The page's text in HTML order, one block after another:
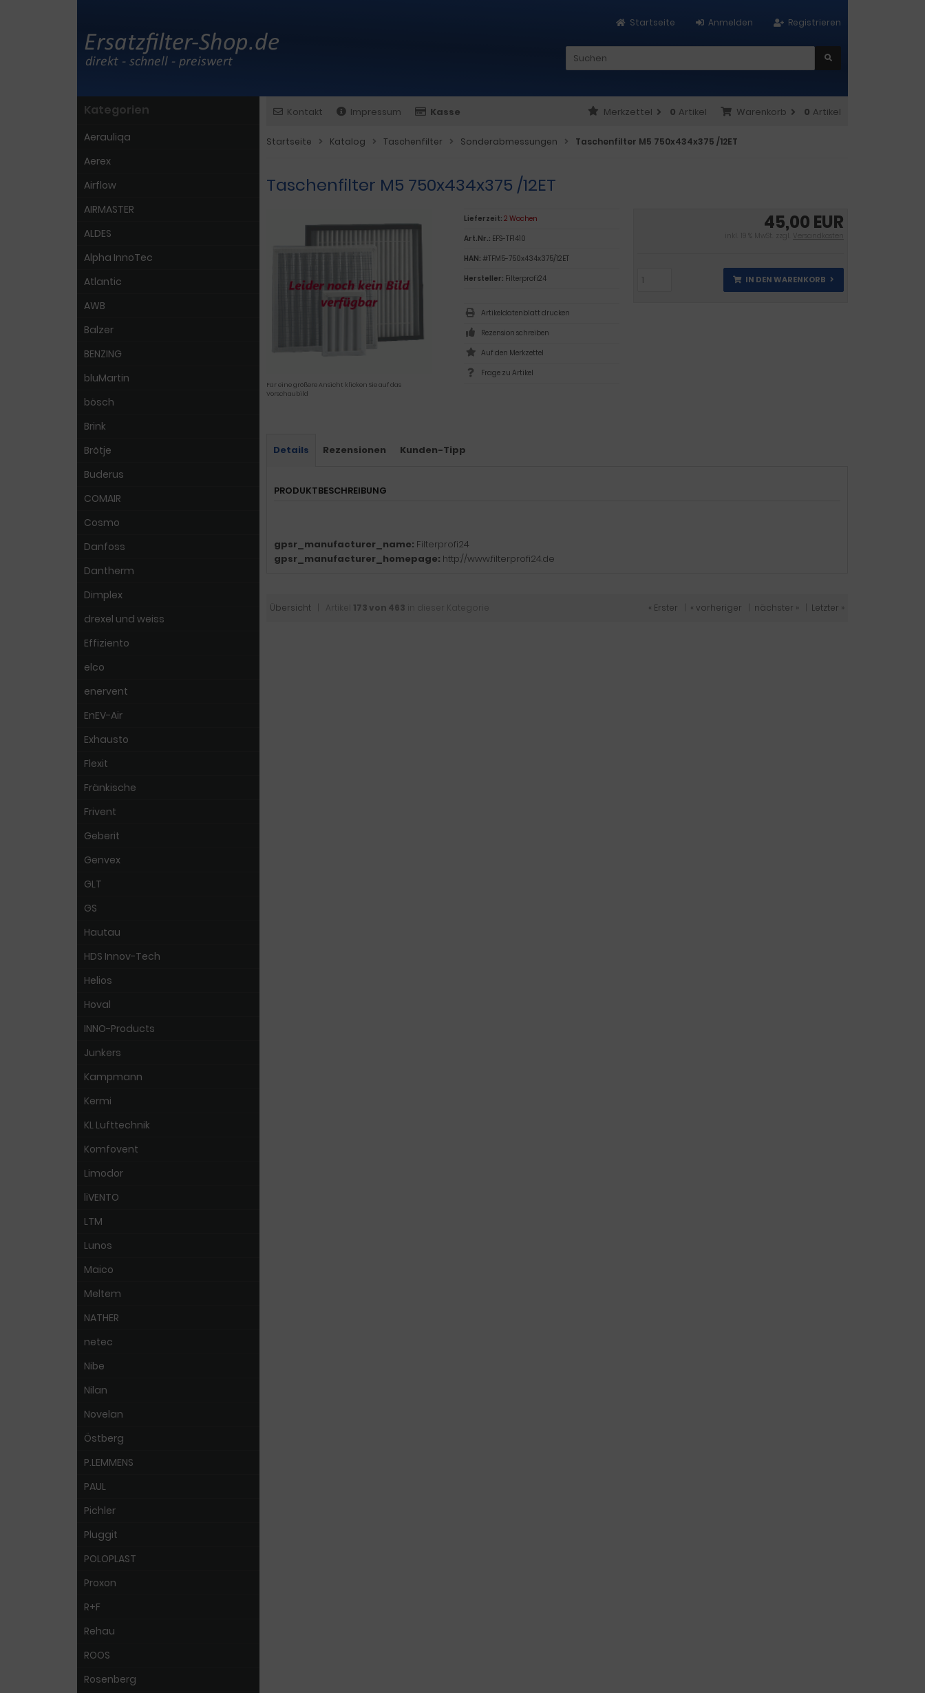
Registrieren
Anmelden
Startseite
Kontakt Impressum Kasse Warenkorb 0 Artikel
Merkzettel 0 Artikel
Startseite Katalog Taschenfilter Sonderabmessungen Taschenfilter M5 750x434x375 /12ET
Taschenfilter M5 750x434x375 /12ET
Für eine größere Ansicht klicken Sie auf das
Vorschaubild
45,00 EUR
inkl. 19 % MwSt. zzgl. Versandkosten
IN DEN WARENKORB
Lieferzeit: 2 Wochen
Art.Nr.: EFS-TF1410
HAN: #TFM5-750x434x375/12ET
Hersteller: Filterprofi24
Artikeldatenblatt drucken
Rezension schreiben
Frage zu Artikel
Details Rezensionen Kunden-Tipp
PRODUKTBESCHREIBUNG
gpsr_manufacturer_name: Filterprofi24
gpsr_manufacturer_homepage: http://www.filterprofi24.de
Übersicht | Artikel 173 von 463 in dieser Kategorie « Erster « vorheriger nächster » Letzter »
Kategorien
Aerauliqa
Aerex
Airflow
AIRMASTER
ALDES
Alpha InnoTec
Atlantic
AWB
Balzer
BENZING
bluMartin
bösch
Brink
Brötje
Buderus
COMAIR
Cosmo
Danfoss
Dantherm
Dimplex
drexel und weiss
Effiziento
elco
enervent
EnEV-Air
Exhausto
Flexit
Fränkische
Frivent
Geberit
Genvex
GLT
GS
Hautau
HDS Innov-Tech
Helios
Hoval
INNO-Products
Junkers
Kampmann
Kermi
KL Lufttechnik
Komfovent
Limodor
liVENTO
LTM
Lunos
Maico
Meltem
NATHER
netec
Nibe
Nilan
Novelan
Östberg
P.LEMMENS
PAUL
Pichler
Pluggit
POLOPLAST
Proxon
R+F
Rehau
ROOS
Rosenberg